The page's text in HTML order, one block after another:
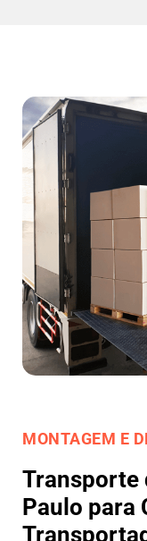
MONTAGEM E
Transporte
Paulo para